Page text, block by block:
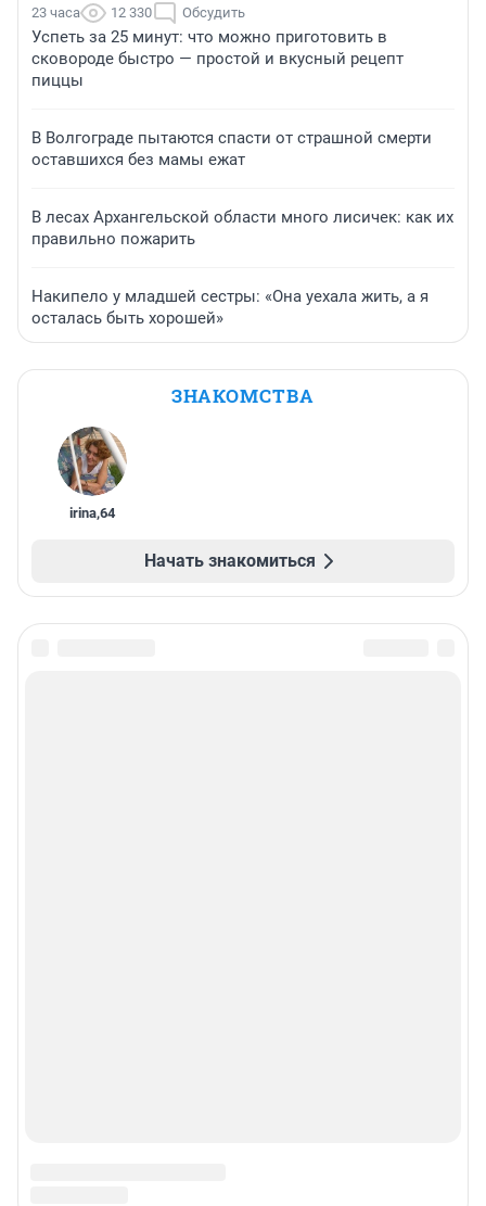
23 часа 12 330 Обсудить
Успеть за 25 минут: что можно приготовить в
сковороде быстро — простой и вкусный рецепт
пиццы
В Волгограде пытаются спасти от страшной смерти
оставшихся без мамы ежат
В лесах Архангельской области много лисичек: как их
правильно пожарить
Накипело у младшей сестры: «Она уехала жить, а я
осталась быть хорошей»
ЗНАКОМСТВА
irina,64
Начать знакомиться